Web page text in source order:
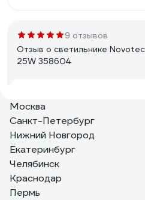
9 отзывов
Отзыв о светильнике
25W 358604
Добротный светильник.
251 отзыв
Отзыв о люстре RITTER ROLO
2700К/4200К/6400К,
52360 4
Москва
Санкт-Петербург
Нижний Новгород
Екатеринбург
Челябинск
Краснодар
Пермь